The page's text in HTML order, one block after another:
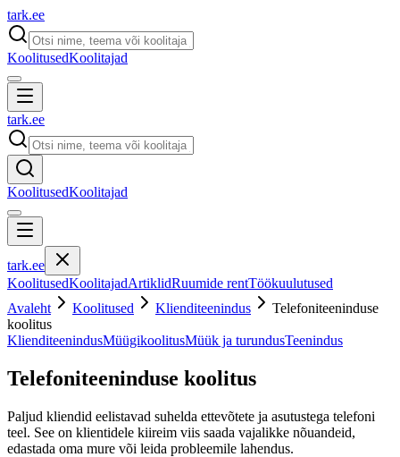
tark.ee
KoolitusedKoolitajad
tark.ee
KoolitusedKoolitajad
tark.ee
KoolitusedKoolitajadArtiklidRuumide rentTöökuulutused
Avaleht
Koolitused Klienditeenindus
Telefoniteeninduse
koolitus
KlienditeenindusMüügikoolitusMüük ja turundusTeenindus
Telefoniteeninduse koolitus
Paljud kliendid eelistavad suhelda ettevõtete ja asutustega telefoni
teel. See on klientidele kiireim viis saada vajalikke nõuandeid,
edastada oma mure või leida probleemile lahendus.